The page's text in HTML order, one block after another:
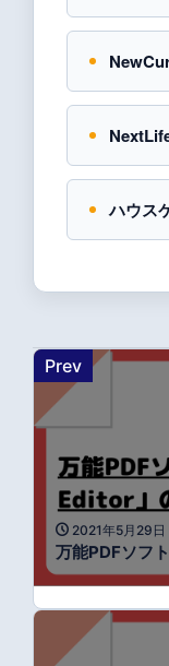
ハウス
Prev
2021年5月29日
万能PDFソフ